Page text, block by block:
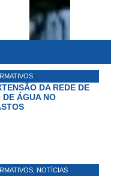
DA REDE DE
ÁGUA NO
NOTÍCIAS